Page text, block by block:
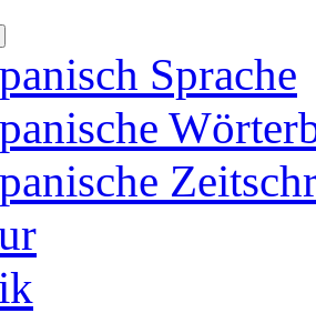
Sprache